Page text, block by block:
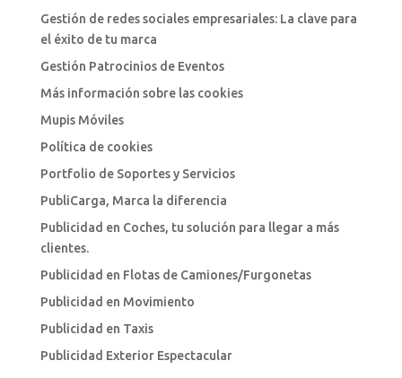
Gestión de redes sociales empresariales: La clave para
el éxito de tu marca
Gestión Patrocinios de Eventos
Más información sobre las cookies
Mupis Móviles
Política de cookies
Portfolio de Soportes y Servicios
PubliCarga, Marca la diferencia
Publicidad en Coches, tu solución para llegar a más
clientes.
Publicidad en Flotas de Camiones/Furgonetas
Publicidad en Movimiento
Publicidad en Taxis
Publicidad Exterior Espectacular